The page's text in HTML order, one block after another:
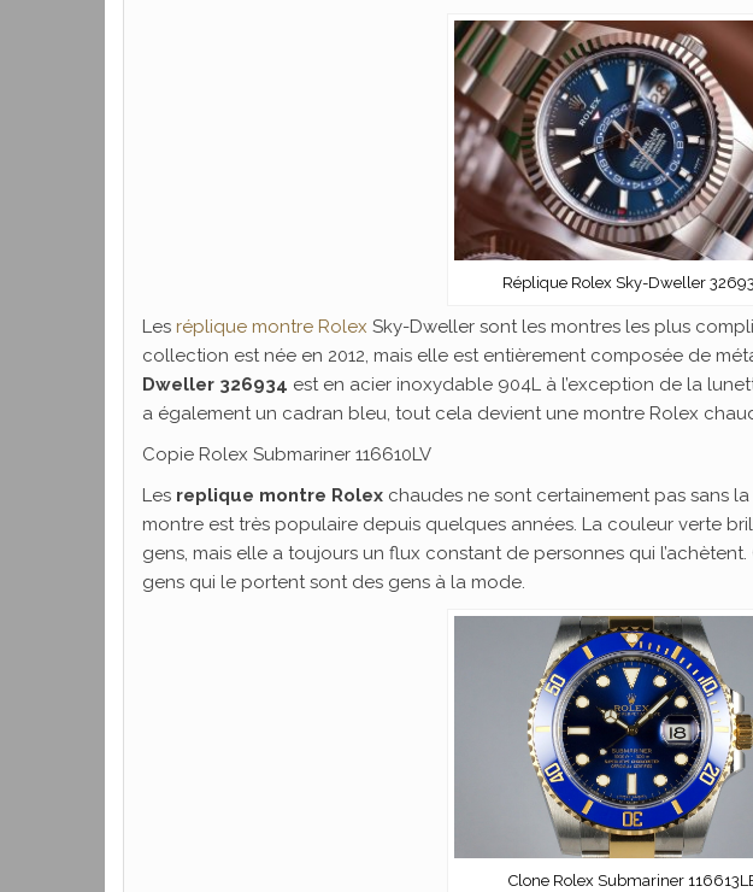
Réplique Rolex Sky-Dweller
Les réplique montre Rolex Sky-Dweller sont les montres les plus
collection est née en 2012, mais elle est entièrement composée de
Dweller 326934 est en acier inoxydable 904L à l’exception de la
a également un cadran bleu, tout cela devient une montre Rolex
Copie Rolex Submariner 116610LV
Les replique montre Rolex chaudes ne sont certainement pas sans la
montre est très populaire depuis quelques années. La couleur verte
gens, mais elle a toujours un flux constant de personnes qui
gens qui le portent sont des gens à la mode.
Clone Rolex Submariner